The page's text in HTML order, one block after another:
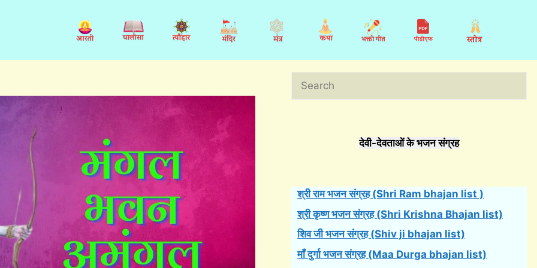
Search
देवी-देवताओं के भजन संग्रह
श्री राम भजन संग्रह (Shri Ram bhajan list )
श्री कृष्ण भजन संग्रह (Shri Krishna Bhajan list)
शिव जी भजन संग्रह (Shiv ji bhajan list)
माँ दुर्गा भजन संग्रह (Maa Durga bhajan list)